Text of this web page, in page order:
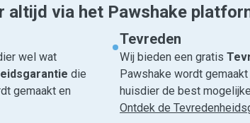
altijd via het Pawshake
wel wat
die
gemaakt en
Tevreden
Wij bieden een gratis
Pawshake wordt
huisdier de best
Ontdek de